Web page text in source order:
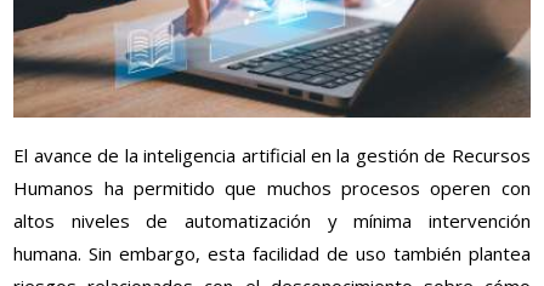
El avance de la inteligencia artificial en la gestión de Recursos
Humanos ha permitido que muchos procesos operen con
altos niveles de automatización y mínima intervención
humana. Sin embargo, esta facilidad de uso también plantea